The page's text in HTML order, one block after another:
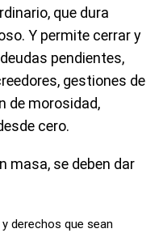
que dura
Y permite cerrar y
pendientes,
gestiones de
de morosidad,
cero.
masa, se deben dar
derechos que sean